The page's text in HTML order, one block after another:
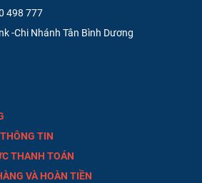
& công nghiệp:
trần nhà, các tòa nhà cao tầng, nhà
các loại bột trét đặc, bột bả matit, sơn
các mảng tường có diện tích bề mặt lớn
khi vận hành
đảm bảo an toàn, người vận hành cần
498 777
-Chi Nhánh Tân Bình Dương
TIN
THANH TOÁN
VÀ HOÀN TIỀN